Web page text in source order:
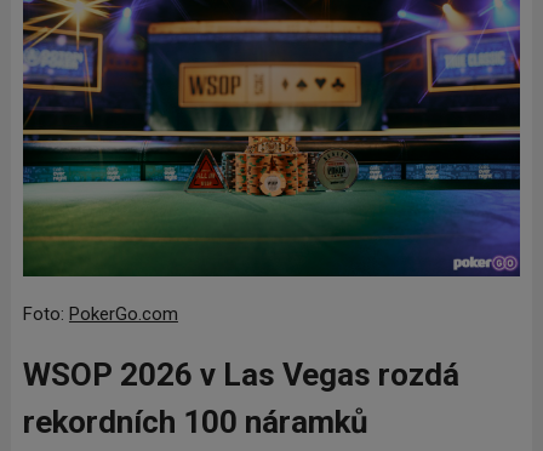
Foto: PokerGo.com
WSOP 2026 v Las Vegas rozdá
rekordních 100 náramků